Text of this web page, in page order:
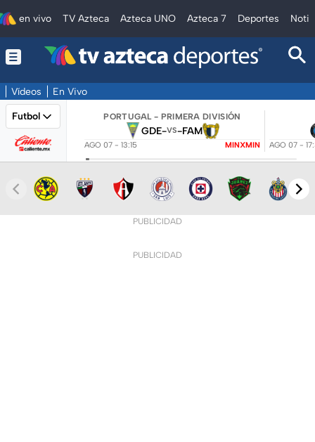
en vivo TV Azteca Azteca UNO Azteca 7 Deportes
Vídeos En Vivo
Futbol PORTUGAL - PRIMERA DIVISIÓN
GDE-VS-FAM
AGO 07 - 13:15 MINXMIN AGO 07 -
PUBLICIDAD
PUBLICIDAD